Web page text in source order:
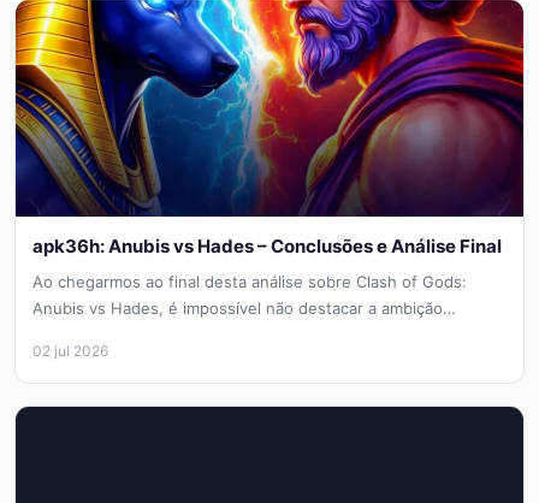
apk36h: Anubis vs Hades – Conclusões e Análise Final
Ao chegarmos ao final desta análise sobre Clash of Gods:
Anubis vs Hades, é impossível não destacar a ambição
02 jul 2026